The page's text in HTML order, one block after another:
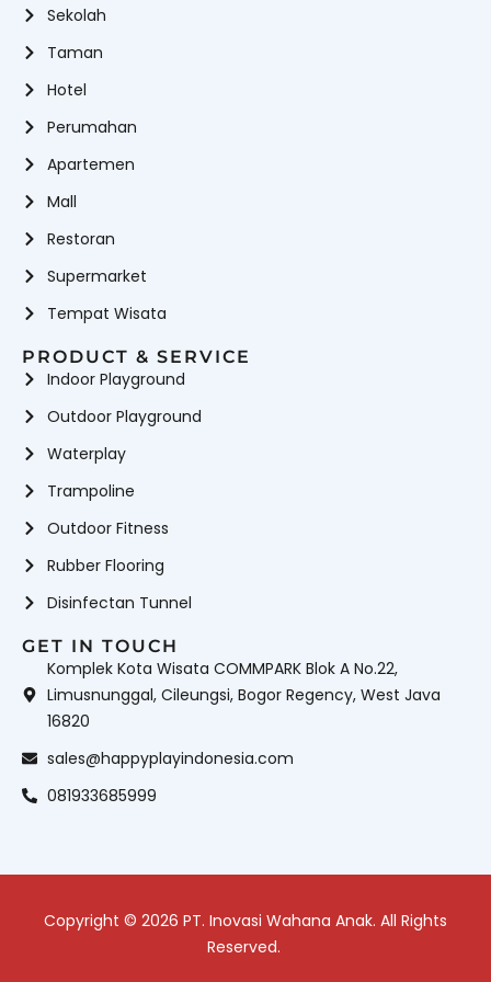
Sekolah
Taman
Hotel
Perumahan
Apartemen
Mall
Restoran
Supermarket
Tempat Wisata
PRODUCT & SERVICE
Indoor Playground
Outdoor Playground
Waterplay
Trampoline
Outdoor Fitness
Rubber Flooring
Disinfectan Tunnel
GET IN TOUCH
Komplek Kota Wisata COMMPARK Blok A No.22,
Limusnunggal, Cileungsi, Bogor Regency, West Java
16820
sales@happyplayindonesia.com
081933685999
Copyright © 2026 PT. Inovasi Wahana Anak. All Rights
Reserved.